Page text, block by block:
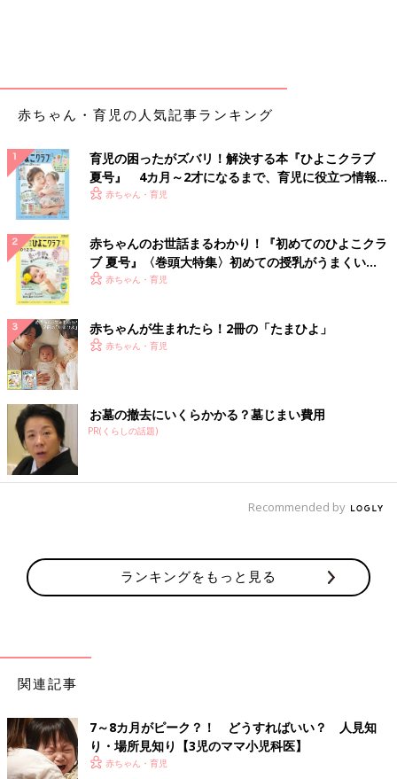
赤ちゃん・育児の人気記事ランキング
育児の困ったがズバリ！解決する本『ひよこクラブ
夏号』 4カ月～2才になるまで、育児に役立つ情報が
いっぱい！
赤ちゃん・育児
赤ちゃんのお世話まるわかり！『初めてのひよこクラ
ブ 夏号』〈巻頭大特集〉初めての授乳がうまくい
く！ おっぱい・ミルクの基本と夏のトラブル 解決テ
赤ちゃん・育児
赤ちゃんが生まれたら！2冊の「たまひよ」
赤ちゃん・育児
お墓の撤去にいくらかかる？墓じまい費用
PR(くらしの話題)
Recommended by
ランキングをもっと見る
関連記事
7～8カ月がピーク？！ どうすればいい？ 人見知
り・場所見知り【3児のママ小児科医】
赤ちゃん・育児